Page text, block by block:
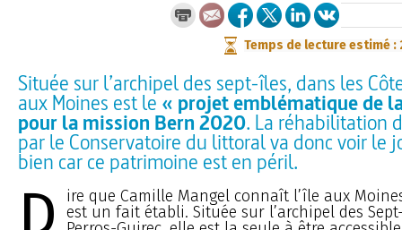
Temps de lecture estimé :
Située sur l’archipel des sept-îles, dans les
aux Moines est le « projet emblématique de
pour la mission Bern 2020. La réhabilitation
par le Conservatoire du littoral va donc voir le
bien car ce patrimoine est en péril.
ire que Camille Mangel connaît l’île aux
est un fait établi. Située sur l’archipel des